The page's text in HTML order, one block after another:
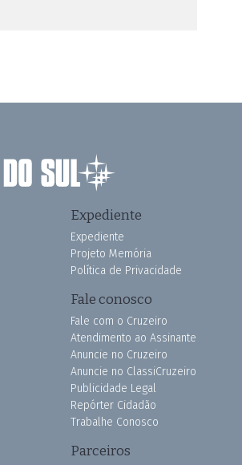
Expediente
Expediente
Projeto Memória
Política de Privacidade
Fale conosco
Fale com o Cruzeiro
Atendimento ao Assinante
Anuncie no Cruzeiro
Anuncie no ClassiCruzeiro
Publicidade Legal
Repórter Cidadão
Trabalhe Conosco
Parceiros